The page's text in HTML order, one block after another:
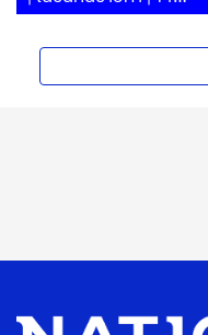
ก.ค.69 | PART